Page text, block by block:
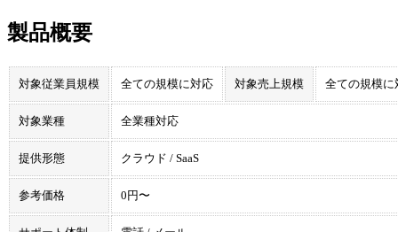
製品概要
対象従業員規模 全ての規模に対応 対象売上規模 全ての規模に
対象業種 全業種対応
提供形態 クラウド / SaaS
参考価格 0円〜